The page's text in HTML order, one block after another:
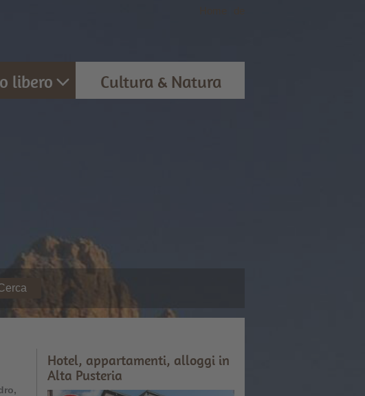
libero Cultura & Natura
Hotel, appartamenti, alloggi in
Alta Pusteria